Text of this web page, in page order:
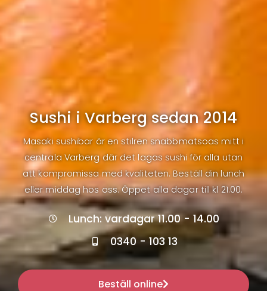
Sushi i Varberg sedan 2014
Masaki sushibar är en stilren snabbmatsoas mitt i
centrala Varberg där det lagas sushi för alla utan
att kompromissa med kvaliteten. Beställ din lunch
eller middag hos oss. Öppet alla dagar till kl 21.00.
Lunch: vardagar 11.00 - 14.00
0340 - 103 13
Beställ online